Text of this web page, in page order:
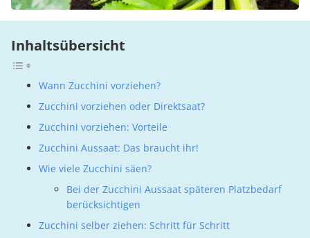
Inhaltsübersicht
Wann Zucchini vorziehen?
Zucchini vorziehen oder Direktsaat?
Zucchini vorziehen: Vorteile
Zucchini Aussaat: Das braucht ihr!
Wie viele Zucchini säen?
Bei der Zucchini Aussaat späteren Platzbedarf
berücksichtigen
Zucchini selber ziehen: Schritt für Schritt